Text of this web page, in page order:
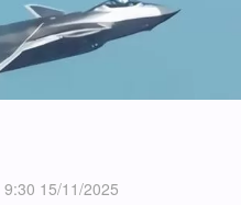
9:30 15/11/2025